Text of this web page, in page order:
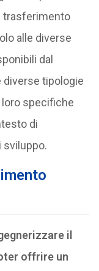
trasferimento
alle diverse
dal
diverse tipologie
loro specifiche
di
sviluppo.
il
offrire un